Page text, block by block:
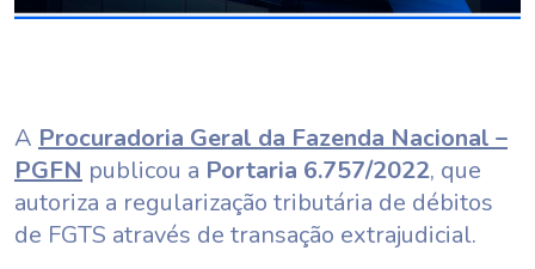
A Procuradoria Geral da Fazenda Nacional –
PGFN publicou a Portaria 6.757/2022, que
autoriza a regularização tributária de débitos
de FGTS através de transação extrajudicial.